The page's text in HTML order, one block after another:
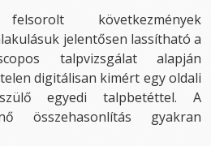
következmények
jelentősen lassítható a
talpvizsgálat alapján
digitálisan kimért egy oldali
egyedi talpbetéttel. A
összehasonlítás gyakran